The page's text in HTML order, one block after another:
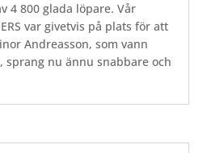
4 800 glada löpare. Vår
var givetvis på plats för att
Andreasson, som vann
sprang nu ännu snabbare och